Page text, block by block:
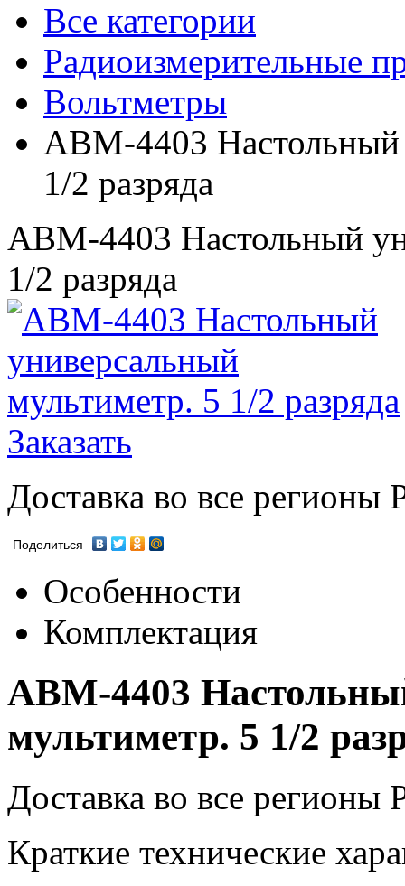
Все категории
Радиоизмерительные
Вольтметры
АВМ-4403 Настольный
1/2 разряда
АВМ-4403 Настольный
1/2 разряда
Заказать
Доставка во все регионы
Поделиться
Особенности
Комплектация
АВМ-4403
мультиметр. 5 1/2
Доставка во все регионы
Краткие технические